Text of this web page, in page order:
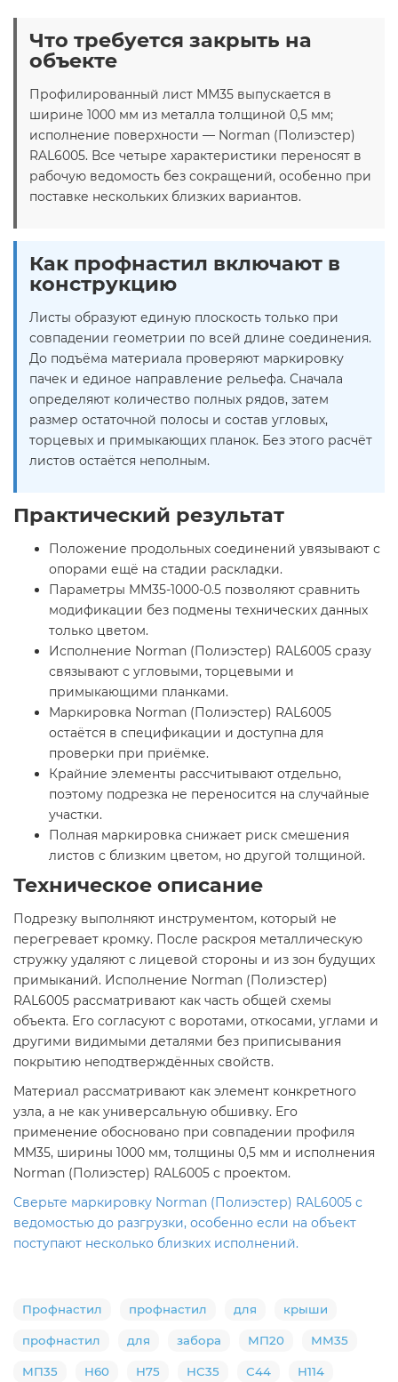
Что требуется закрыть на
объекте
Профилированный лист ММ35 выпускается в
ширине 1000 мм из металла толщиной 0,5 мм;
исполнение поверхности — Norman (Полиэстер)
RAL6005. Все четыре характеристики переносят в
рабочую ведомость без сокращений, особенно при
поставке нескольких близких вариантов.
Как профнастил включают в
конструкцию
Листы образуют единую плоскость только при
совпадении геометрии по всей длине соединения.
До подъёма материала проверяют маркировку
пачек и единое направление рельефа. Сначала
определяют количество полных рядов, затем
размер остаточной полосы и состав угловых,
торцевых и примыкающих планок. Без этого расчёт
листов остаётся неполным.
Практический результат
Положение продольных соединений увязывают с
опорами ещё на стадии раскладки.
Параметры ММ35-1000-0.5 позволяют сравнить
модификации без подмены технических данных
только цветом.
Исполнение Norman (Полиэстер) RAL6005 сразу
связывают с угловыми, торцевыми и
примыкающими планками.
Маркировка Norman (Полиэстер) RAL6005
остаётся в спецификации и доступна для
проверки при приёмке.
Крайние элементы рассчитывают отдельно,
поэтому подрезка не переносится на случайные
участки.
Полная маркировка снижает риск смешения
листов с близким цветом, но другой толщиной.
Техническое описание
Подрезку выполняют инструментом, который не
перегревает кромку. После раскроя металлическую
стружку удаляют с лицевой стороны и из зон будущих
примыканий. Исполнение Norman (Полиэстер)
RAL6005 рассматривают как часть общей схемы
объекта. Его согласуют с воротами, откосами, углами и
другими видимыми деталями без приписывания
покрытию неподтверждённых свойств.
Материал рассматривают как элемент конкретного
узла, а не как универсальную обшивку. Его
применение обосновано при совпадении профиля
ММ35, ширины 1000 мм, толщины 0,5 мм и исполнения
Norman (Полиэстер) RAL6005 с проектом.
Сверьте маркировку Norman (Полиэстер) RAL6005 с
ведомостью до разгрузки, особенно если на объект
поступают несколько близких исполнений.
Профнастил профнастил для крыши
профнастил для забора МП20 ММ35
МП35 Н60 Н75 НС35 С44 Н114